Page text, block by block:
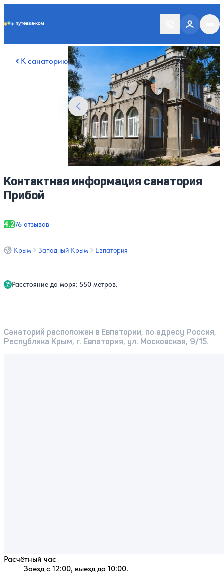
К санаторию
Смотреть все фото32
Контактная информация санатория
Прибой
Крым Западный Крым Евпатория
Расстояние до моря: 550 метров.
4.276 отзывов
Санаторий расположен в Евпатории, по адресу Россия,
Республика Крым, г. Евпатория, ул. Московская, 9/15.
Расчётный час
Заезд с 12:00, выезд до 10:00.